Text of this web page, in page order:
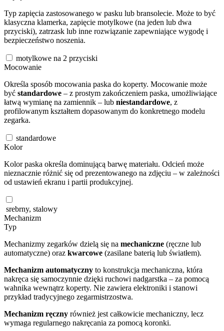
Typ zapięcia zastosowanego w pasku lub bransolecie. Może to być
klasyczna klamerka, zapięcie motylkowe (na jeden lub dwa
przyciski), zatrzask lub inne rozwiązanie zapewniające wygodę i
bezpieczeństwo noszenia.
motylkowe na 2 przyciski
Mocowanie
Określa sposób mocowania paska do koperty. Mocowanie może
być standardowe – z prostym zakończeniem paska, umożliwiające
łatwą wymianę na zamiennik – lub niestandardowe, z
profilowanym kształtem dopasowanym do konkretnego modelu
zegarka.
standardowe
Kolor
Kolor paska określa dominującą barwę materiału. Odcień może
nieznacznie różnić się od prezentowanego na zdjęciu – w zależności
od ustawień ekranu i partii produkcyjnej.
srebrny, stalowy
Mechanizm
Typ
Mechanizmy zegarków dzielą się na mechaniczne (ręczne lub
automatyczne) oraz kwarcowe (zasilane baterią lub światłem).
Mechanizm automatyczny to konstrukcja mechaniczna, która
nakręca się samoczynnie dzięki ruchowi nadgarstka – za pomocą
wahnika wewnątrz koperty. Nie zawiera elektroniki i stanowi
przykład tradycyjnego zegarmistrzostwa.
Mechanizm ręczny również jest całkowicie mechaniczny, lecz
wymaga regularnego nakręcania za pomocą koronki.